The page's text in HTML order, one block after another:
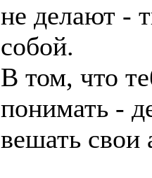
не делают -
собой.
В том, что
понимать -
вешать свои